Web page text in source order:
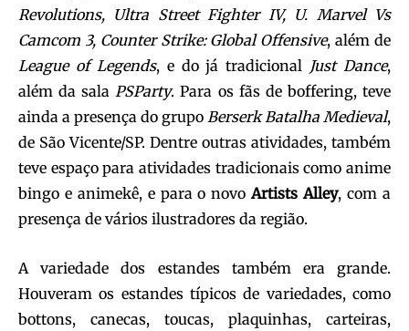
Revolutions, Ultra Street Fighter IV, U. Marvel Vs
Camcom 3, Counter Strike: Global Offensive, além de
League of Legends, e do já tradicional Just Dance,
além da salaPSParty. Para os fãs de boffering, teve
ainda a presença do grupo Berserk Batalha Medieval,
de São Vicente/SP. Dentre outras atividades, também
teve espaço para atividades tradicionais como anime
bingo e animekê, e para o novoArtists Alley, com a
presença de vários ilustradores da região.
A variedade dos estandes também era grande.
Houveram os estandes típicos de variedades, como
bottons, canecas, toucas, plaquinhas, carteiras,